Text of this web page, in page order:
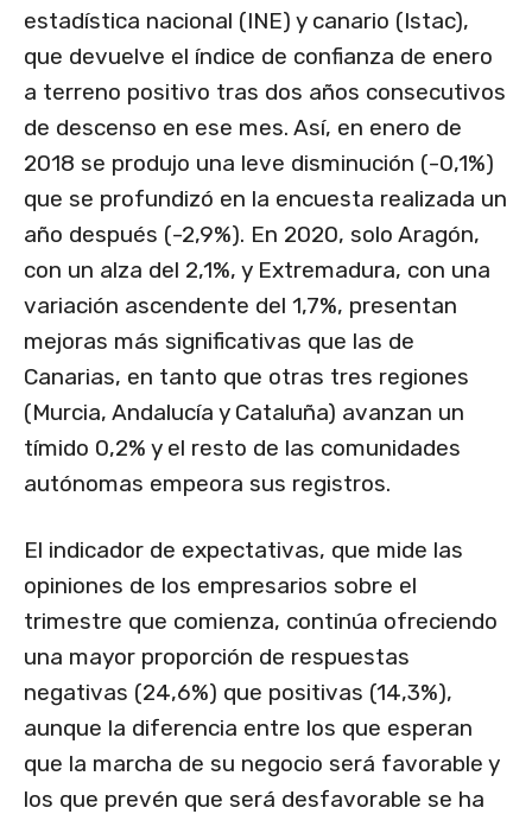
estadística nacional (INE) y canario (Istac),
que devuelve el índice de confianza de enero
a terreno positivo tras dos años consecutivos
de descenso en ese mes. Así, en enero de
2018 se produjo una leve disminución (-0,1%)
que se profundizó en la encuesta realizada un
año después (-2,9%). En 2020, solo Aragón,
con un alza del 2,1%, y Extremadura, con una
variación ascendente del 1,7%, presentan
mejoras más significativas que las de
Canarias, en tanto que otras tres regiones
(Murcia, Andalucía y Cataluña) avanzan un
tímido 0,2% y el resto de las comunidades
autónomas empeora sus registros.
El indicador de expectativas, que mide las
opiniones de los empresarios sobre el
trimestre que comienza, continúa ofreciendo
una mayor proporción de respuestas
negativas (24,6%) que positivas (14,3%),
aunque la diferencia entre los que esperan
que la marcha de su negocio será favorable y
los que prevén que será desfavorable se ha